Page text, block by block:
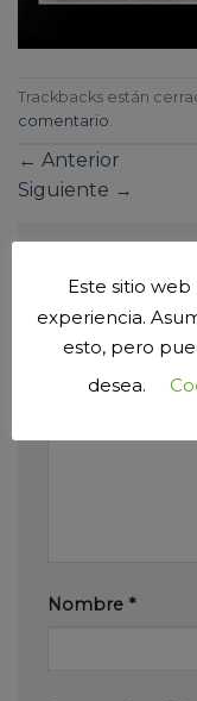
Trackbacks están
comentario.
← Anterior
Siguiente →
Tu dirección
publicada.
Los
marcados con
Nombre *
Este sitio
experiencia.
esto, pero
desea.